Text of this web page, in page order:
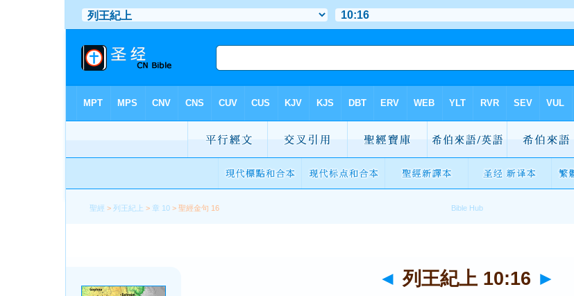
聖經 >列王紀上 > 章 10 > 聖經金句 16
◄ 列王紀上 10:16 ►